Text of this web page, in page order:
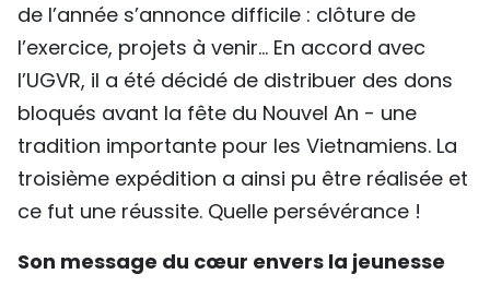
de l’année s’annonce difficile : clôture de
l’exercice, projets à venir… En accord avec
l’UGVR, il a été décidé de distribuer des dons
bloqués avant la fête du Nouvel An - une
tradition importante pour les Vietnamiens. La
troisième expédition a ainsi pu être réalisée et
ce fut une réussite. Quelle persévérance !
Son message du cœur envers la jeunesse